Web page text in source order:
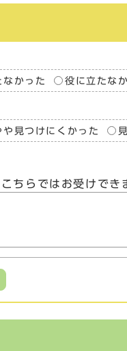
なかった 役に立たな
や見つけにくかった
ちらではお受けでき